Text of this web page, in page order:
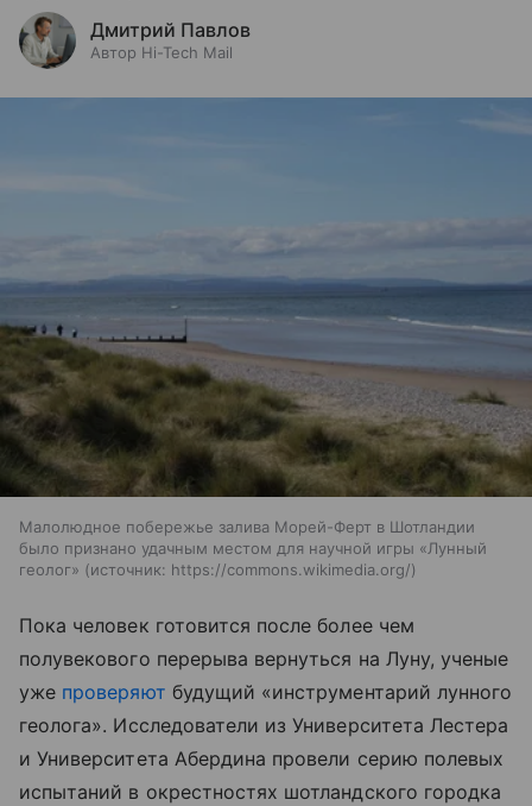
Дмитрий Павлов
Автор Hi-Tech Mail
Малолюдное побережье залива Морей-Ферт в Шотландии
было признано удачным местом для научной игры «Лунный
геолог»
источник: https://commons.wikimedia.org/
Пока человек готовится после более чем
полувекового перерыва вернуться на Луну, ученые
уже проверяют будущий «инструментарий лунного
геолога». Исследователи из Университета Лестера
и Университета Абердина провели серию полевых
испытаний в окрестностях шотландского городка